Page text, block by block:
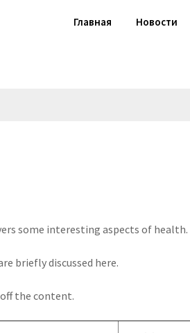
Главная Новости
some interesting aspects of health.
briefly discussed here.
the content.